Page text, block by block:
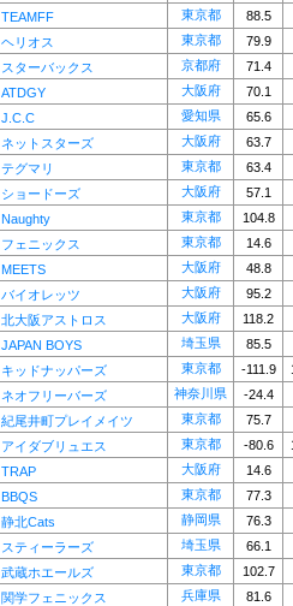
TEAMFF 東京都
88.5
ヘリオス 東京都
79.9
スターバックス 京都府
71.4
ATDGY 大阪府
70.1
J.C.C 愛知県
65.6
ネットスターズ 大阪府
63.7
テグマリ 東京都
63.4
ショードーズ 大阪府
57.1
Naughty 東京都
104.8
フェニックス 東京都
14.6
MEETS 大阪府
48.8
バイオレッツ 大阪府
95.2
北大阪アストロス 大阪府
118.2
JAPAN BOYS 埼玉県
85.5
キッドナッパーズ 東京都 -111.9
ネオフリーバーズ 神奈川県
-24.4
紀尾井町プレイメイツ 東京都
75.7
アイダブリュエス 東京都 -80.6
TRAP 大阪府
14.6
BBQS 東京都
77.3
静北Cats 静岡県
76.3
スティーラーズ 埼玉県
66.1
武蔵ホエールズ 東京都
102.7
関学フェニックス 兵庫県
81.6